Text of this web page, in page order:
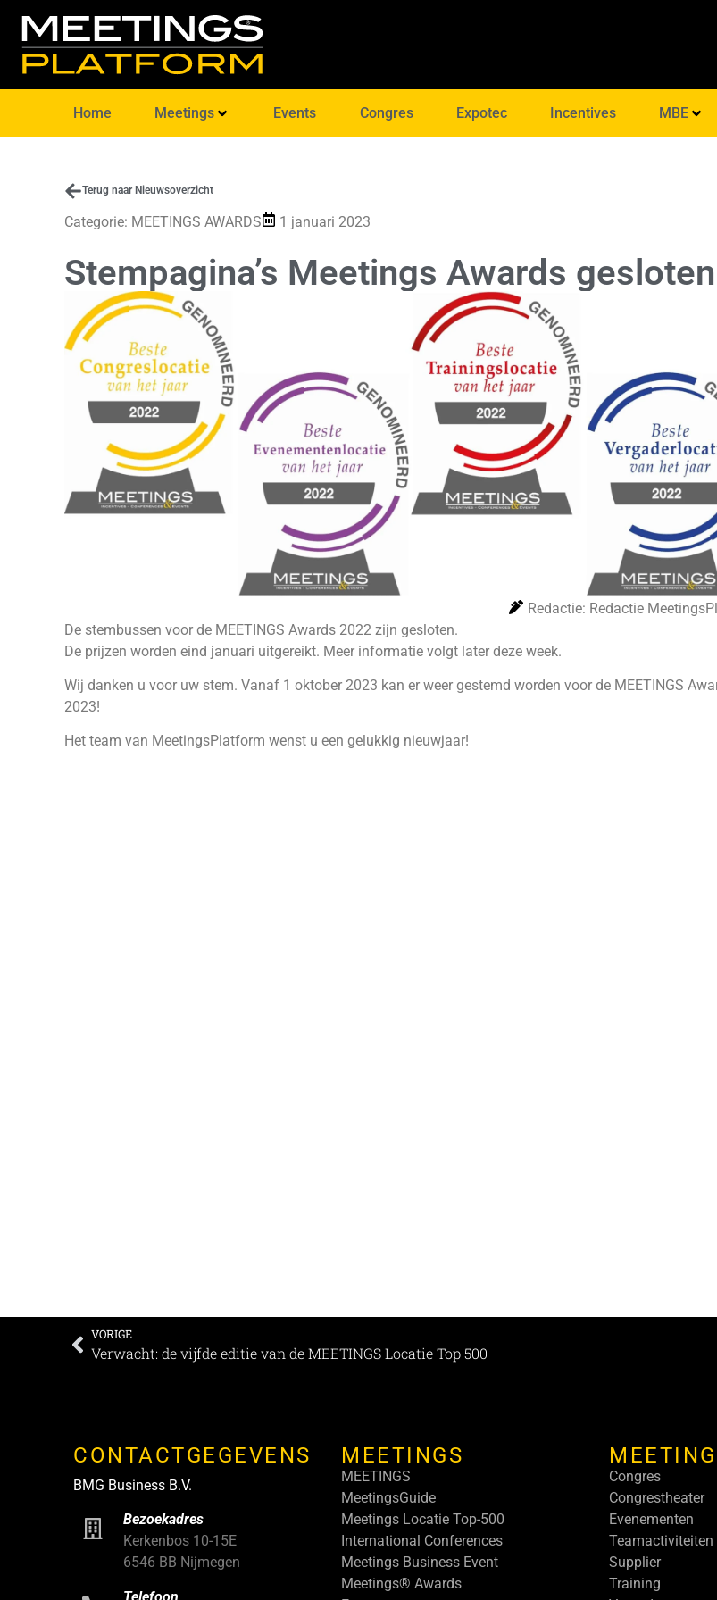
Home Meetings Events Congres Expotec Incentives MBE
Terug naar Nieuwsoverzicht
Categorie: MEETINGS AWARDS 1 januari 2023
Stempagina’s Meetings Awards gesloten
Redactie: Redactie
De stembussen voor de MEETINGS Awards 2022 zijn gesloten.
De prijzen worden eind januari uitgereikt. Meer informatie volgt later deze week.
Wij danken u voor uw stem. Vanaf 1 oktober 2023 kan er weer gestemd worden voor de MEETINGS
2023!
Het team van MeetingsPlatform wenst u een gelukkig nieuwjaar!
VORIGE
Verwacht: de vijfde editie van de MEETINGS Locatie Top 500
CONTACTGEGEVENS
BMG Business B.V.
Bezoekadres
Kerkenbos 10-15E
6546 BB Nijmegen
Telefoon
MEETINGS
MEETINGS
MeetingsGuide
Meetings Locatie Top-500
International Conferences
Meetings Business Event
Meetings® Awards
Congres
Congrestheater
Evenementen
Teamactiviteiten
Supplier
Training